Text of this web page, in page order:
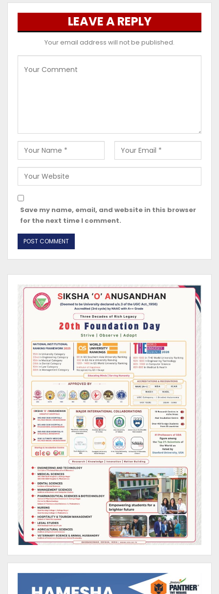
LEAVE A REPLY
Your email address will not be published.
Save my name, email, and website in this browser
for the next time I comment.